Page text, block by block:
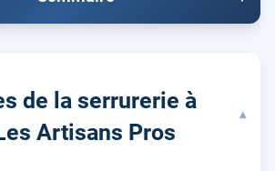
de la serrurerie à
Artisans Pros
▾